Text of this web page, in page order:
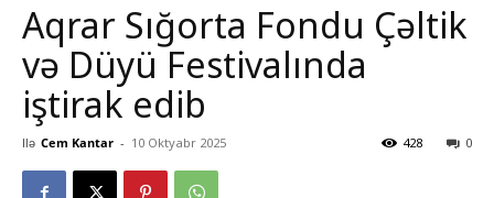
Aqrar Sığorta Fondu Çəltik
və Düyü Festivalında
iştirak edib
Ilə Cem Kantar - 10 Oktyabr 2025 0
428